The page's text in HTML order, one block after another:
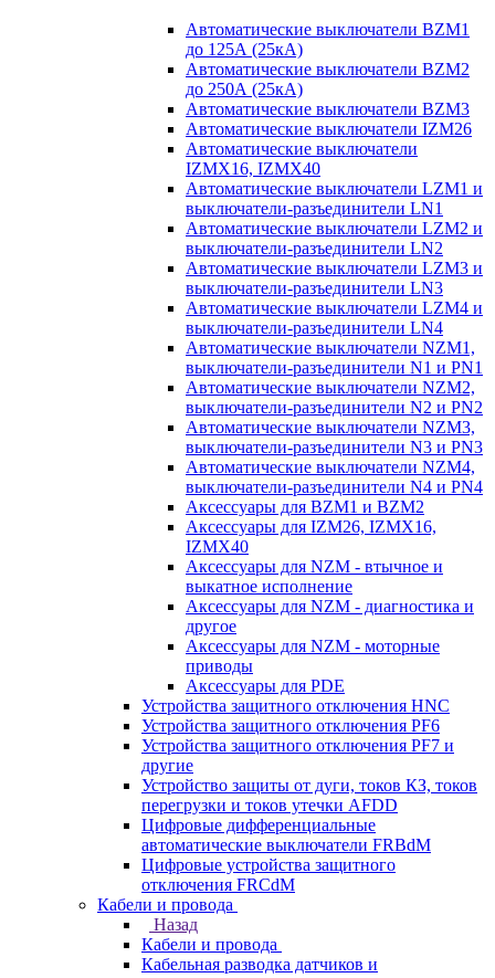
Автоматические выключатели BZM1
до 125А (25кА)
Автоматические выключатели BZM2
до 250А (25кА)
Автоматические выключатели BZM3
Автоматические выключатели IZM26
Автоматические выключатели
IZMX16, IZMX40
Автоматические выключатели LZM1 и
выключатели-разъединители LN1
Автоматические выключатели LZM2 и
выключатели-разъединители LN2
Автоматические выключатели LZM3 и
выключатели-разъединители LN3
Автоматические выключатели LZM4 и
выключатели-разъединители LN4
Автоматические выключатели NZM1,
выключатели-разъединители N1 и PN1
Автоматические выключатели NZM2,
выключатели-разъединители N2 и PN2
Автоматические выключатели NZM3,
выключатели-разъединители N3 и PN3
Автоматические выключатели NZM4,
выключатели-разъединители N4 и PN4
Аксессуары для BZM1 и BZM2
Аксессуары для IZM26, IZMX16,
IZMX40
Аксессуары для NZM - втычное и
выкатное исполнение
Аксессуары для NZM - диагностика и
другое
Аксессуары для NZM - моторные
приводы
Аксессуары для PDE
Устройства защитного отключения HNC
Устройства защитного отключения PF6
Устройства защитного отключения PF7 и
другие
Устройство защиты от дуги, токов КЗ, токов
перегрузки и токов утечки AFDD
Цифровые дифференциальные
автоматические выключатели FRBdM
Цифровые устройства защитного
отключения FRCdM
Кабели и провода
Назад
Кабели и провода
Кабельная разводка датчиков и